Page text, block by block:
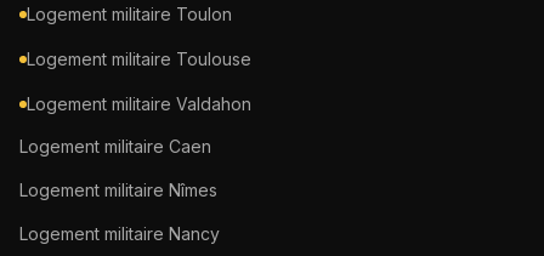
Logement militaire Toulon
Logement militaire Toulouse
Logement militaire Valdahon
Logement militaire Caen
Logement militaire Nîmes
Logement militaire Nancy